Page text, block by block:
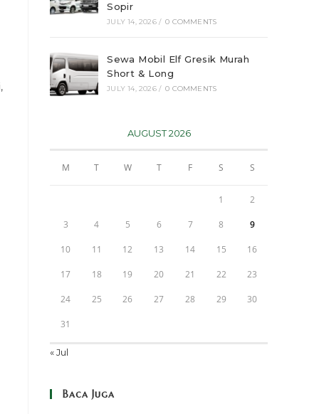
Sopir
JULY 14, 2026 / 0 COMMENTS
Sewa Mobil Elf Gresik Murah
Short & Long
JULY 14, 2026 / 0 COMMENTS
AUGUST 2026
M T W T F S S
1 2
3 4 5 6 7 8 9
10 11 12 13 14 15 16
17 18 19 20 21 22 23
24 25 26 27 28 29 30
31
« Jul
Baca Juga